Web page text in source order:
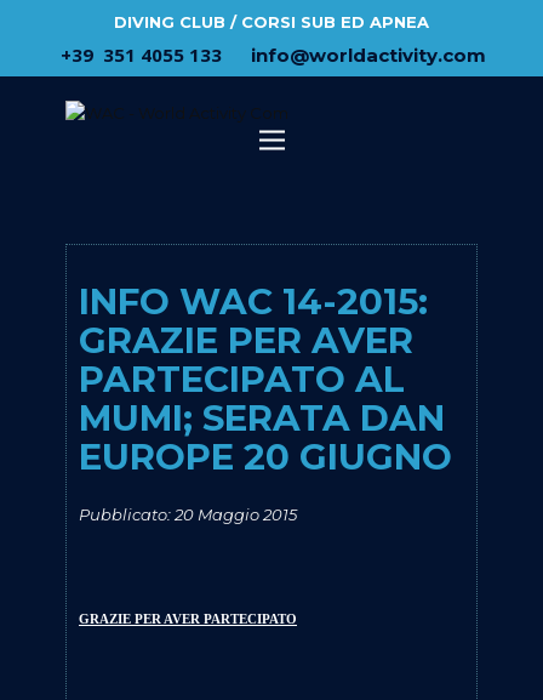
DIVING CLUB / CORSI SUB ED APNEA
​+39 ​ ​351 4055 133 ​info@​worldactivity.com
INFO WAC 14-2015:
GRAZIE PER AVER
PARTECIPATO AL
MUMI; SERATA DAN
EUROPE 20 GIUGNO
Pubblicato: 20 Maggio 2015
GRAZIE PER AVER PARTECIPATO